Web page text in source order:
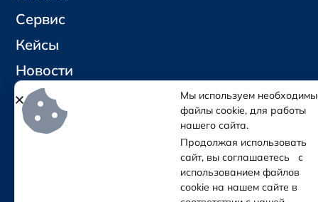
Сервис
Кейсы
Новости
Контакты
Социальные сети и контакты
Мы используем
файлы cookie, для работы
нашего сайта.
Продолжая использовать
сайт, вы соглашаетесь с
использованием файлов
cookie на нашем сайте в